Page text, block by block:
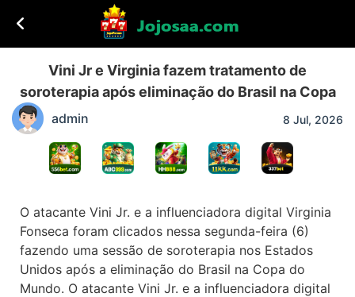
Vini Jr e Virginia fazem tratamento de
soroterapia após eliminação do Brasil na Copa
admin 8 Jul, 2026
O atacante Vini Jr. e a influenciadora digital Virginia
Fonseca foram clicados nessa segunda-feira (6)
fazendo uma sessão de soroterapia nos Estados
Unidos após a eliminação do Brasil na Copa do
Mundo. O atacante Vini Jr. e a influenciadora digital